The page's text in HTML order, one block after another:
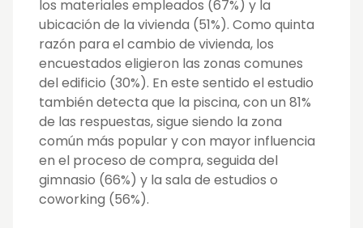
los materiales empleados (67%) y la
ubicación de la vivienda (51%). Como quinta
razón para el cambio de vivienda, los
encuestados eligieron las zonas comunes
del edificio (30%). En este sentido el estudio
también detecta que la piscina, con un 81%
de las respuestas, sigue siendo la zona
común más popular y con mayor influencia
en el proceso de compra, seguida del
gimnasio (66%) y la sala de estudios o
coworking (56%).